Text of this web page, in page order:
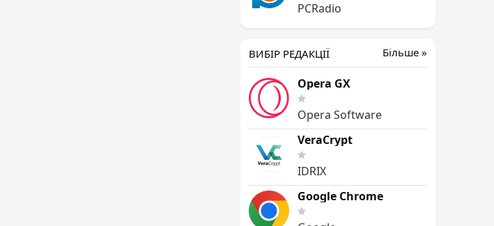
PCRadio
Більше »
ВИБІР РЕДАКЦІЇ
Opera GX
Opera Software
VeraCrypt
IDRIX
Google Chrome